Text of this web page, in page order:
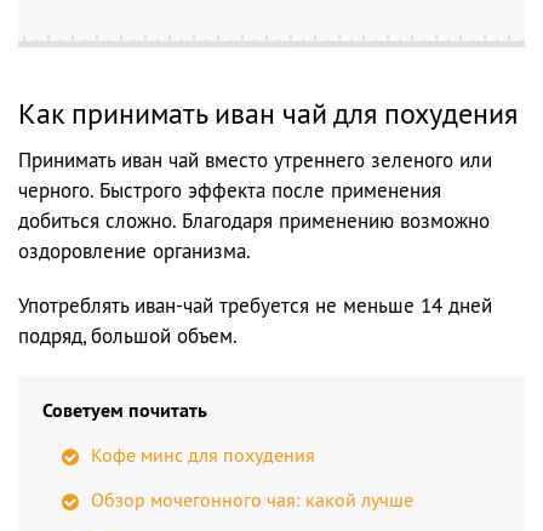
Как принимать иван чай для похудения
Принимать иван чай вместо утреннего зеленого или
черного. Быстрого эффекта после применения
добиться сложно. Благодаря применению возможно
оздоровление организма.
Употреблять иван-чай требуется не меньше 14 дней
подряд, большой объем.
Советуем почитать
Кофе минс для похудения
Обзор мочегонного чая: какой лучше